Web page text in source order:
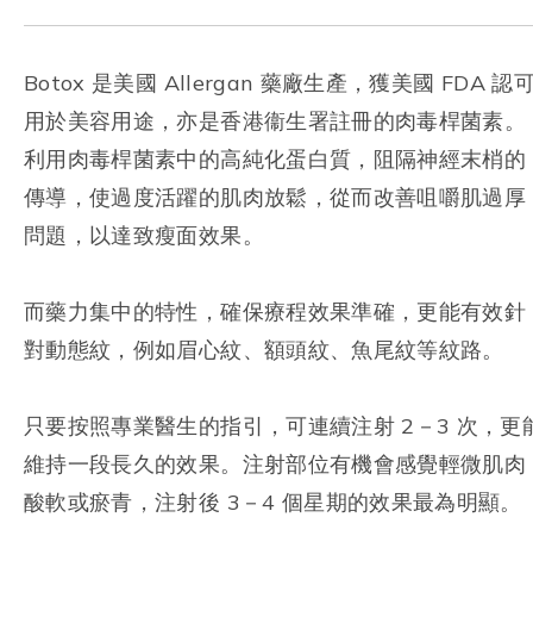
Botox 是美國 Allergan 藥廠生產，獲美國 FDA 認
用於美容用途，亦是香港衞生署註冊的肉毒桿菌素。
利用肉毒桿菌素中的高純化蛋白質，阻隔神經末梢的
傳導，使過度活躍的肌肉放鬆，從而改善咀嚼肌過厚
問題，以達致瘦面效果。
而藥力集中的特性，確保療程效果準確，更能有效針
對動態紋，例如眉心紋、額頭紋、魚尾紋等紋路。
只要按照專業醫生的指引，可連續注射 2－3 次，更
維持一段長久的效果。注射部位有機會感覺輕微肌肉
酸軟或瘀青，注射後 3－4 個星期的效果最為明顯。